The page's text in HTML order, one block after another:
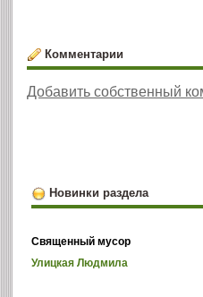
Комментарии
Добавить собственный
Новинки раздела
Священный мусор
Улицкая Людмила